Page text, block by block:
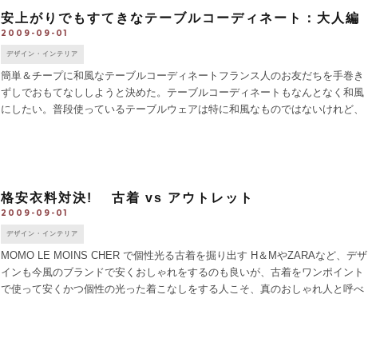
安上がりでもすてきなテーブルコーディネート：大人編
2009-09-01
デザイン・インテリア
簡単＆チープに和風なテーブルコーディネートフランス人のお友だちを手巻き
ずしでおもてなししようと決めた。テーブルコーディネートもなんとなく和風
にしたい。普段使っているテーブルウェアは特に和風なものではないけれど、
格安衣料対決! 古着 vs アウトレット
2009-09-01
デザイン・インテリア
MOMO LE MOINS CHER で個性光る古着を掘り出す H＆MやZARAなど、デザ
インも今風のブランドで安くおしゃれをするのも良いが、古着をワンポイント
で使って安くかつ個性の光った着こなしをする人こそ、真のおしゃれ人と呼べ